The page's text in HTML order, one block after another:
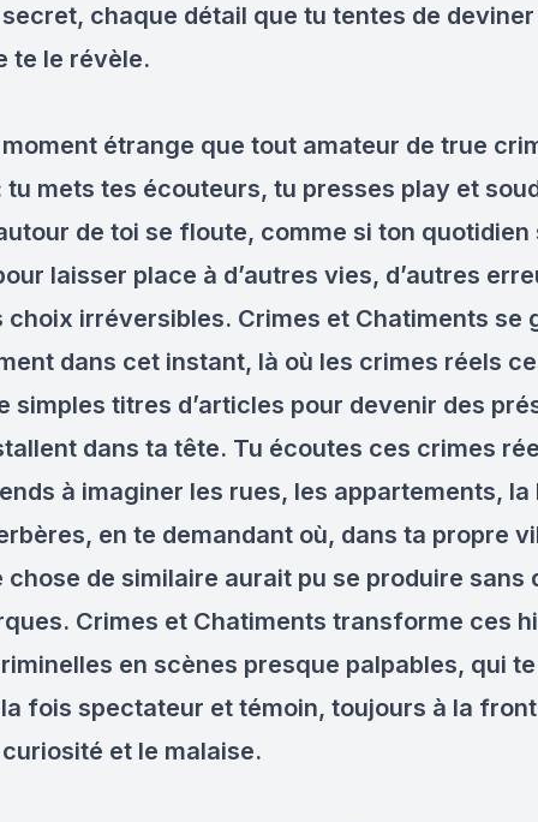
chaque détail que tu tentes de
te le révèle.
moment étrange que tout amateur de true
tu mets tes écouteurs, tu presses play et
de toi se floute, comme si ton quotidien
laisser place à d’autres vies, d’autres
choix irréversibles. Crimes et Chatiments se
dans cet instant, là où les crimes réels
simples titres d’articles pour devenir des
dans ta tête. Tu écoutes ces crimes
à imaginer les rues, les appartements, la
en te demandant où, dans ta propre
chose de similaire aurait pu se produire sans
Crimes et Chatiments transforme ces
en scènes presque palpables, qui
fois spectateur et témoin, toujours à la
et le malaise.